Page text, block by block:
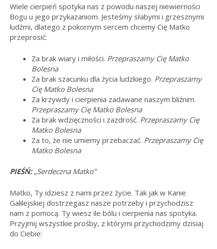
Wiele cierpień spotyka nas z powodu naszej niewierności
Bogu u jego przykazaniom. Jesteśmy słabymi i grzesznymi
ludźmi, dlatego z pokornym sercem chcemy Cię Matko
przeprosić:
Za brak wiary i miłości. Przepraszamy Cię Matko
Bolesna
Za brak szacunku dla życia ludzkiego. Przepraszamy
Cię Matko Bolesna
Za krzywdy i cierpienia zadawane naszym bliźnim.
Przepraszamy Cię Matko Bolesna
Za brak wdzięczności i zazdrość. Przepraszamy Cię
Matko Bolesna
Za to, że nie umiemy przebaczać. Przepraszamy Cię
Matko Bolesna
PIEŚŃ:„Serdeczna Matko”
Matko, Ty idziesz z nami przez życie. Tak jak w Kanie
Galilejskiej dostrzegasz nasze potrzeby i przychodzisz
nam z pomocą. Ty wiesz ile bólu i cierpienia nas spotyka.
Przyjmij wszystkie prośby, z którymi przychodzimy dzisiaj
do Ciebie: